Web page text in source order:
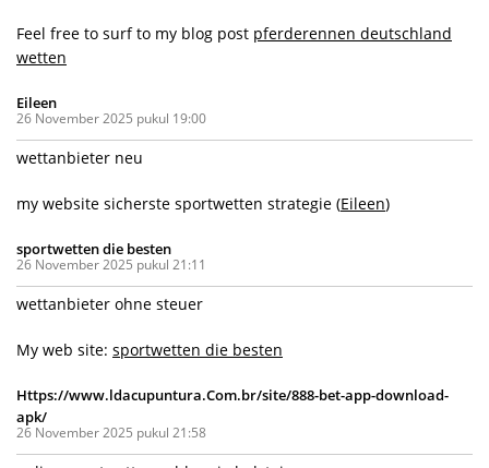
Feel free to surf to my blog post pferderennen deutschland
wetten
Eileen
26 November 2025 pukul 19:00
wettanbieter neu
my website sicherste sportwetten strategie (Eileen)
sportwetten die besten
26 November 2025 pukul 21:11
wettanbieter ohne steuer
My web site: sportwetten die besten
Https://www.ldacupuntura.Com.br/site/888-bet-app-download-
apk/
26 November 2025 pukul 21:58